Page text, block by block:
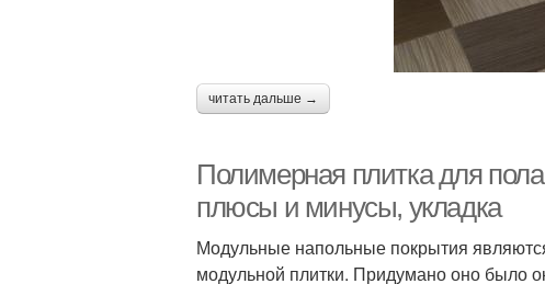
читать дальше →
Полимерная плитка для
плюсы и минусы, укладка
Модульные напольные покрытия
модульной плитки. Придумано оно было